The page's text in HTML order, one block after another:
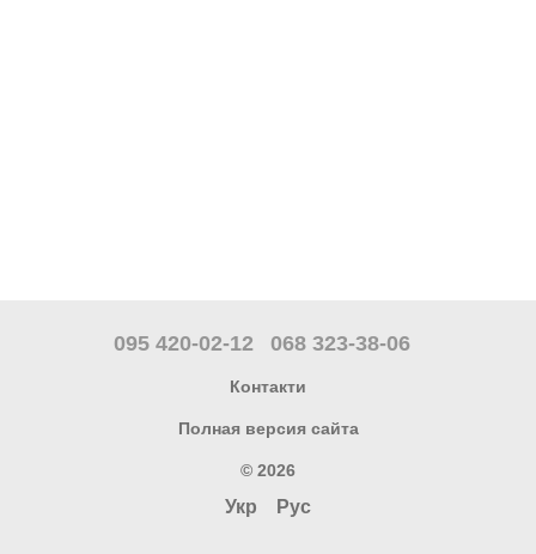
095 420-02-12 068 323-38-06
Контакти
Полная версия сайта
© 2026
Укр Рус